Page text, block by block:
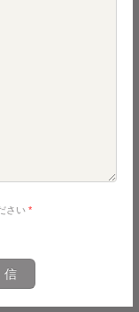
さい *